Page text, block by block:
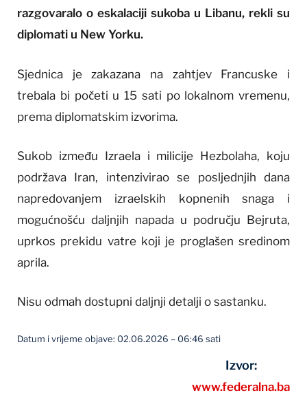
razgovaralo o eskalaciji sukoba u Libanu, rekli su
diplomati u New Yorku.
Sjednica je zakazana na zahtjev Francuske i
trebala bi početi u 15 sati po lokalnom vremenu,
prema diplomatskim izvorima.
Sukob između Izraela i milicije Hezbolaha, koju
podržava Iran, intenzivirao se posljednjih dana
napredovanjem izraelskih kopnenih snaga i
mogućnošću daljnjih napada u području Bejruta,
uprkos prekidu vatre koji je proglašen sredinom
aprila.
Nisu odmah dostupni daljnji detalji o sastanku.
Datum i vrijeme objave: 02.06.2026 – 06:46 sati
Izvor:
www.federalna.ba